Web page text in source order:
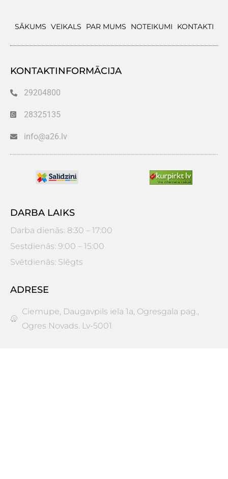
SĀKUMS VEIKALS PAR MUMS NOTEIKUMI KONTAKTI
KONTAKTINFORMĀCIJA
29204800
28325135
info@a26.lv
DARBA LAIKS
Darba dienās: 8:30 – 17:00
Sestdienās: 9:00 – 15:00
Svētdienās: Slēgts
ADRESE
Ciemupe, Daugavpils iela 1a, Ogresgala pag.,
Ogres Novads. Lv-5001